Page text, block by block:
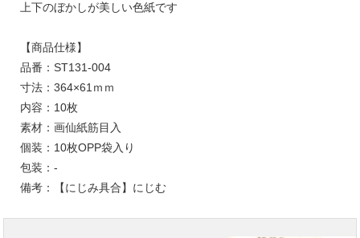
上下のぼかしが美しい色紙です
【商品仕様】
品番：ST131-004
寸法：364×61ｍｍ
内容：10枚
素材：画仙紙筋目入
個装：10枚OPP袋入り
包装：-
備考：【にじみ具合】にじむ